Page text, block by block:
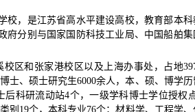
校，是江苏省高水平建设高校，教育部本科
府分别与国家国防科技工业局、中国船舶集
区和张家港校区以及上海办事处，占地
士、硕士研究生6000余人，本、硕、博学历
后科研流动站4个，一级学科博士学位授权
别19个，本科专业76个；材料学、工程学、